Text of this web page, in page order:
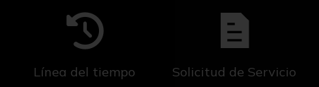
Línea del tiempo Solicitud de Servicio